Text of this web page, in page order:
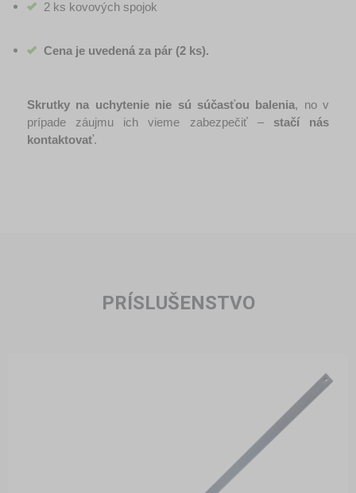
2 ks kovových spojok
Cena je uvedená za pár (2 ks).
Skrutky na uchytenie nie sú súčasťou balenia, no v
prípade záujmu ich vieme zabezpečiť – stačí nás
kontaktovať.
PRÍSLUŠENSTVO